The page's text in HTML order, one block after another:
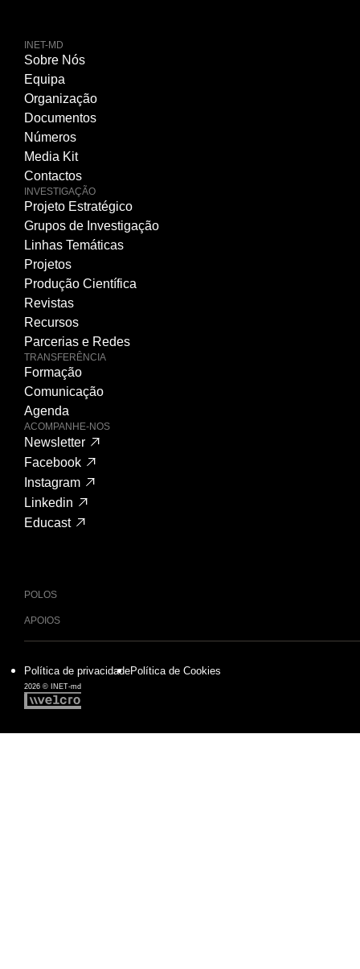
INET-MD
Sobre Nós
Equipa
Organização
Documentos
Números
Media Kit
Contactos
INVESTIGAÇÃO
Projeto Estratégico
Grupos de Investigação
Linhas Temáticas
Projetos
Produção Científica
Revistas
Recursos
Parcerias e Redes
TRANSFERÊNCIA
Formação
Comunicação
Agenda
ACOMPANHE-NOS
Newsletter
Facebook
Instagram
Linkedin
Educast
POLOS
APOIOS
2026 © INET-md
Política de privacidadePolítica de Cookies